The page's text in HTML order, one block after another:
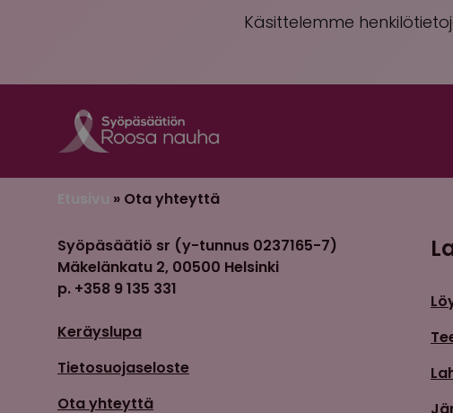
Käsittelemme
» Ota yhteyttä
Syöpäsäätiö sr (y-tunnus 0237165-7)
Mäkelänkatu 2, 00500 Helsinki
p. +358 9 135 331
Keräyslupa
Tietosuojaseloste
Ota yhteyttä